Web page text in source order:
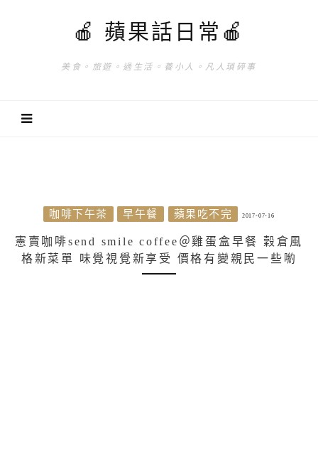
🍎 蘋果話日常🍎
美食。旅遊。過生活。養小人。凡人瑣碎事
咖啡下午茶 早午餐 蘋果吃不完 2017-07-16
憲賣咖啡send smile coffee＠雞蛋盒早餐 穀倉風
格新菜單 味覺視覺新享受 價格有變親民一些喲